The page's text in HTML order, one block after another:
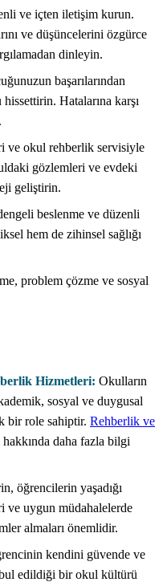
ve içten iletişim kurun.
ve düşüncelerini özgürce
dinleyin.
başarılarından
Hatalarına karşı
ve okul rehberlik servisiyle
gözlemleri ve evdeki
geliştirin.
beslenme ve düzenli
hem de zihinsel sağlığı
problem çözme ve sosyal
Hizmetleri: Okulların
sosyal ve duygusal
bir role sahiptir. Rehberlik ve
daha fazla bilgi
öğrencilerin yaşadığı
ve uygun müdahalelerde
almaları önemlidir.
kendini güvende ve
edildiği bir okul kültürü